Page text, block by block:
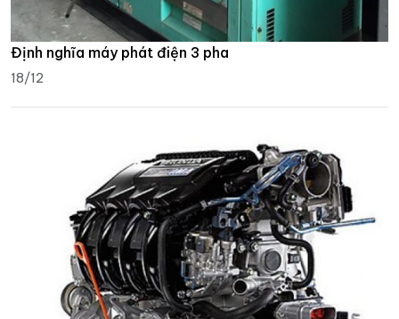
Định nghĩa máy phát điện 3 pha
18/12